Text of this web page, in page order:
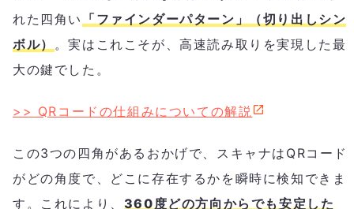
れた四角い 「ファインダーパターン」（切り出しシン
ボル）
。実はこれこそが、高速読み取りを実現した最
大の鍵でした。
>> QRコードの仕組みについての解説
この3つの四角があるおかげで、スキャナはQRコード
がどの角度で、どこに存在するかを瞬時に検知できま
す。これにより、 360度どの方向からでも安定した